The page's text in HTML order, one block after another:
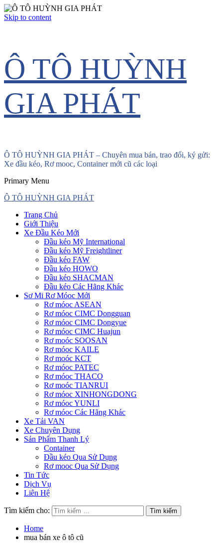
Skip to content
Ô TÔ HUỲNH
GIA PHÁT
Ô TÔ HUỲNH GIA PHÁT – Chuyên mua bán, trao đổi, ký gửi:
Xe đầu kéo, Rơ mooc, Container mới cũ các loại
Primary Menu
Ô TÔ HUỲNH GIA PHÁT
Trang Chủ
Giới Thiệu
Xe Đầu Kéo Mới
Đầu kéo Mỹ International
Đầu kéo Mỹ Freightliner
Đầu kéo FAW
Đầu kéo HOWO
Đầu kéo SHACMAN
Đầu kéo Các Hãng Khác
Sơ Mi Rơ Móoc Mới
Rơ móoc ASEAN
Rơ móoc CIMC Dongguan
Rơ móoc CIMC Dongyue
Rơ móoc CIMC Huajun
Rơ moóc SOOSAN
Rơ móoc KAILE
Rơ moóc KCT
Rơ móoc PATEC
Rơ móoc THACO
Rơ moóc TIANRUI
Rơ móoc XINHONGDONG
Rơ móoc YUNLI
Rơ móoc Các Hãng Khác
Xe Tải VAN
Xe Chuyên Dụng
Sản Phẩm Thanh Lý
Container
Đầu kéo Qua Sử Dụng
Rơ mooc Qua Sử Dụng
Tin Tức
Dịch Vụ
Liên Hệ
Tìm kiếm cho:
Home
mua bán xe ô tô cũ